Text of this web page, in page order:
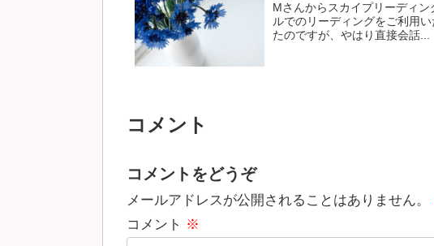
Mさんからスカイプリーディ
ルでのリーディングをご利用
たのですが、やはり直接会話...
コメント
コメントをどうぞ
メールアドレスが公開されることはありません。
コメント ※